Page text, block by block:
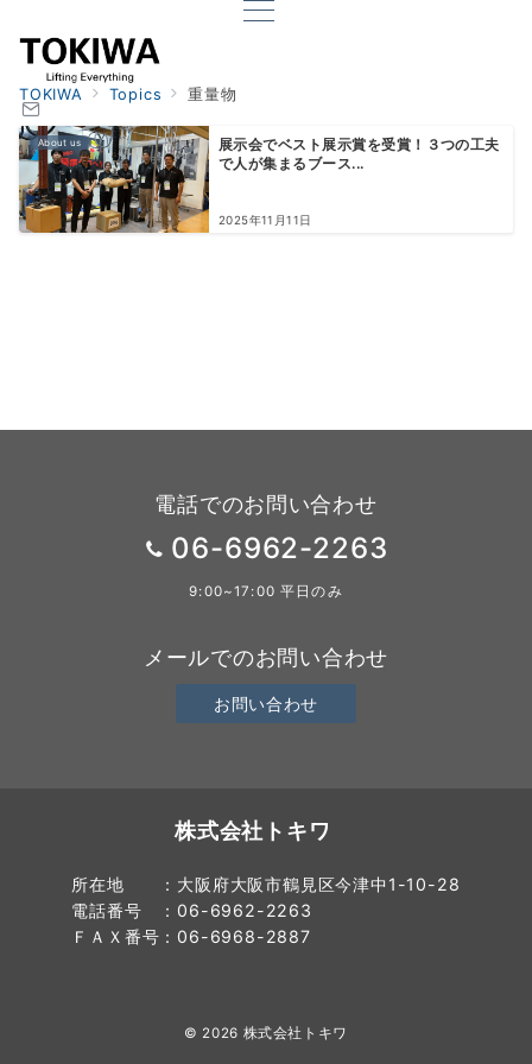
TOKIWA Topics 重量物
About us
展示会でベスト展示賞を受賞！３つの工夫
で人が集まるブース...
2025年11月11日
電話でのお問い合わせ
06-6962-2263
9:00~17:00 平日のみ
メールでのお問い合わせ
お問い合わせ
株式会社トキワ
所在地 ：大阪府大阪市鶴見区今津中1-10-28
電話番号 ：06-6962-2263
ＦＡＸ番号：06-6968-2887
© 2026 株式会社トキワ